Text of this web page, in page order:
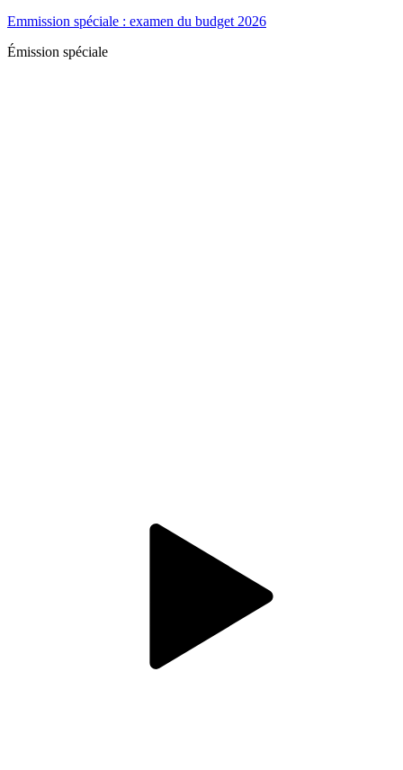
Emmission spéciale : examen du budget 2026
Émission spéciale